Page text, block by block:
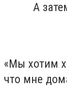
А
«Мы хотим
что мне